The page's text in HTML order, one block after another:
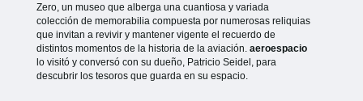
Zero, un museo que alberga una cuantiosa y variada
colección de memorabilia compuesta por numerosas reliquias
que invitan a revivir y mantener vigente el recuerdo de
distintos momentos de la historia de la aviación. aeroespacio
lo visitó y conversó con su dueño, Patricio Seidel, para
descubrir los tesoros que guarda en su espacio.